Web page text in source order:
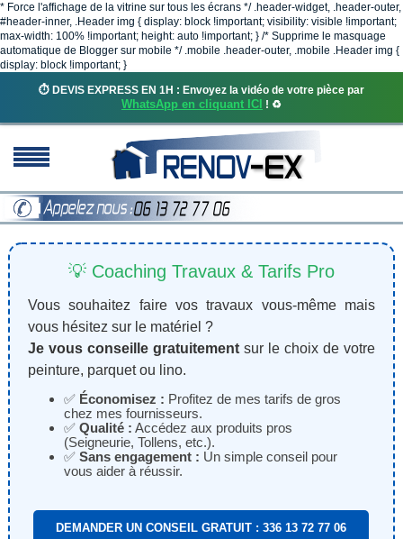
* Force l'affichage de la vitrine sur tous les écrans */ .header-widget, .header-outer,
#header-inner, .Header img { display: block !important; visibility: visible !important;
max-width: 100% !important; height: auto !important; } /* Supprime le masquage
automatique de Blogger sur mobile */ .mobile .header-outer, .mobile .Header img {
display: block !important; }
⏱️ DEVIS EXPRESS EN 1H : Envoyez la vidéo de votre pièce par
WhatsApp en cliquant ICI ! ♻️
💡 Coaching Travaux & Tarifs Pro
Vous souhaitez faire vos travaux vous-même mais
vous hésitez sur le matériel ?
Je vous conseille gratuitementsur le choix de votre
peinture, parquet ou lino.
✅ Économisez : Profitez de mes tarifs de gros
chez mes fournisseurs.
✅ Qualité : Accédez aux produits pros
(Seigneurie, Tollens, etc.).
✅ Sans engagement : Un simple conseil pour
vous aider à réussir.
DEMANDER UN CONSEIL GRATUIT : 336 13 72 77 06